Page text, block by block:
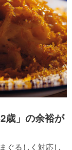
歳」の余裕が
ぐるしく対応し